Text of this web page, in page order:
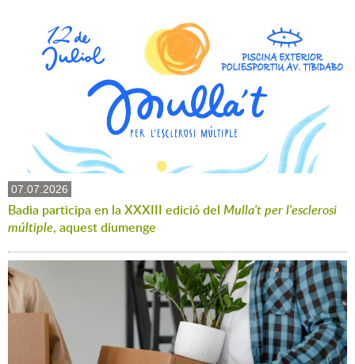
07.07.2026
Badia participa en la XXXIII edició del Mulla't per l'esclerosi
múltiple, aquest diumenge